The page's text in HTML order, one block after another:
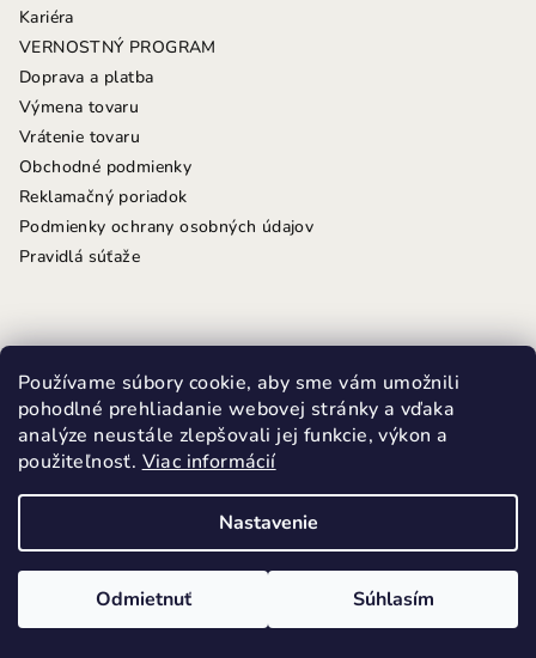
Používame súbory cookie, aby sme vám umožnili
pohodlné prehliadanie webovej stránky a vďaka
analýze neustále zlepšovali jej funkcie, výkon a
použiteľnosť. Viac informácií
Nastavenie
Odmietnuť Súhlasím
Kariéra
VERNOSTNÝ PROGRAM
Doprava a platba
Výmena tovaru
Vrátenie tovaru
Obchodné podmienky
Reklamačný poriadok
Podmienky ochrany osobných údajov
Pravidlá súťaže
Kontakt
minifutky@ minifutky.sk
+421 949 486 452
Instagram